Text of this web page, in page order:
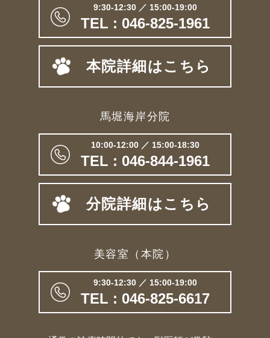
9:30-12:30 ／ 15:00-19:00
TEL : 046-825-1961
本院詳細はこちら
馬堀海岸分院
10:00-12:00 ／ 15:00-18:30
TEL : 046-844-1961
分院詳細はこちら
美容室（本院）
9:30-12:30 ／ 15:00-19:00
TEL : 046-825-6617